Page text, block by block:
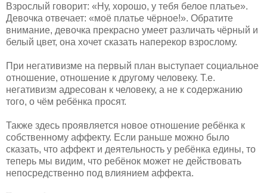
Взрослый говорит: «Ну, хорошо, у тебя белое платье».
Девочка отвечает: «моё платье чёрное!». Обратите
внимание, девочка прекрасно умеет различать чёрный и
белый цвет, она хочет сказать наперекор взрослому.
При негативизме на первый план выступает социальное
отношение, отношение к другому человеку. Т.е.
негативизм адресован к человеку, а не к содержанию
того, о чём ребёнка просят.
Также здесь проявляется новое отношение ребёнка к
собственному аффекту. Если раньше можно было
сказать, что аффект и деятельность у ребёнка едины, то
теперь мы видим, что ребёнок может не действовать
непосредственно под влиянием аффекта.